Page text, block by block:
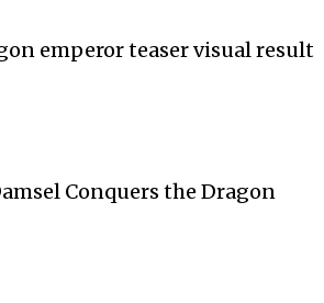
Conquers the Dragon